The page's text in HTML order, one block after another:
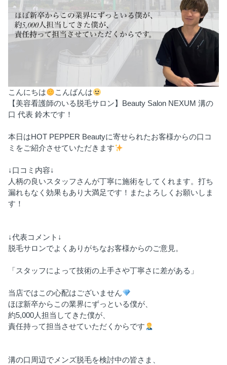
こんにちは
こんばんは
【美容看護師のいる脱毛サロン】Beauty Salon NEXUM 溝の
口 代表 鈴木です！
本日はHOT PEPPER Beautyに寄せられたお客様からの口コ
ミをご紹介させていただきます
↓口コミ内容↓
人柄の良いスタッフさんが丁寧に施術をしてくれます。打ち
漏れもなく効果もあり大満足です！またよろしくお願いしま
す！
↓代表コメント↓
脱毛サロンでよくありがちなお客様からのご意見。
「スタッフによって技術の上手さや丁寧さに差がある」
当店ではこの心配はございません
ほぼ新卒からこの業界にずっといる僕が、
約5,000人担当してきた僕が、
責任持って担当させていただくからです
溝の口周辺でメンズ脱毛を検討中の皆さま、